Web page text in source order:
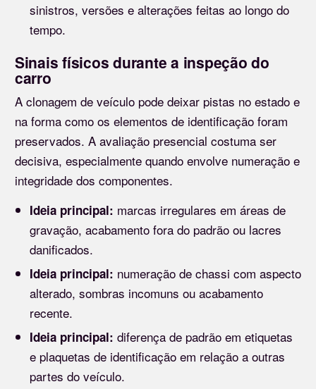
sinistros, versões e alterações feitas ao longo do
tempo.
Sinais físicos durante a inspeção do
carro
A clonagem de veículo pode deixar pistas no estado e
na forma como os elementos de identificação foram
preservados. A avaliação presencial costuma ser
decisiva, especialmente quando envolve numeração e
integridade dos componentes.
Ideia principal: marcas irregulares em áreas de
gravação, acabamento fora do padrão ou lacres
danificados.
Ideia principal: numeração de chassi com aspecto
alterado, sombras incomuns ou acabamento
recente.
Ideia principal: diferença de padrão em etiquetas
e plaquetas de identificação em relação a outras
partes do veículo.